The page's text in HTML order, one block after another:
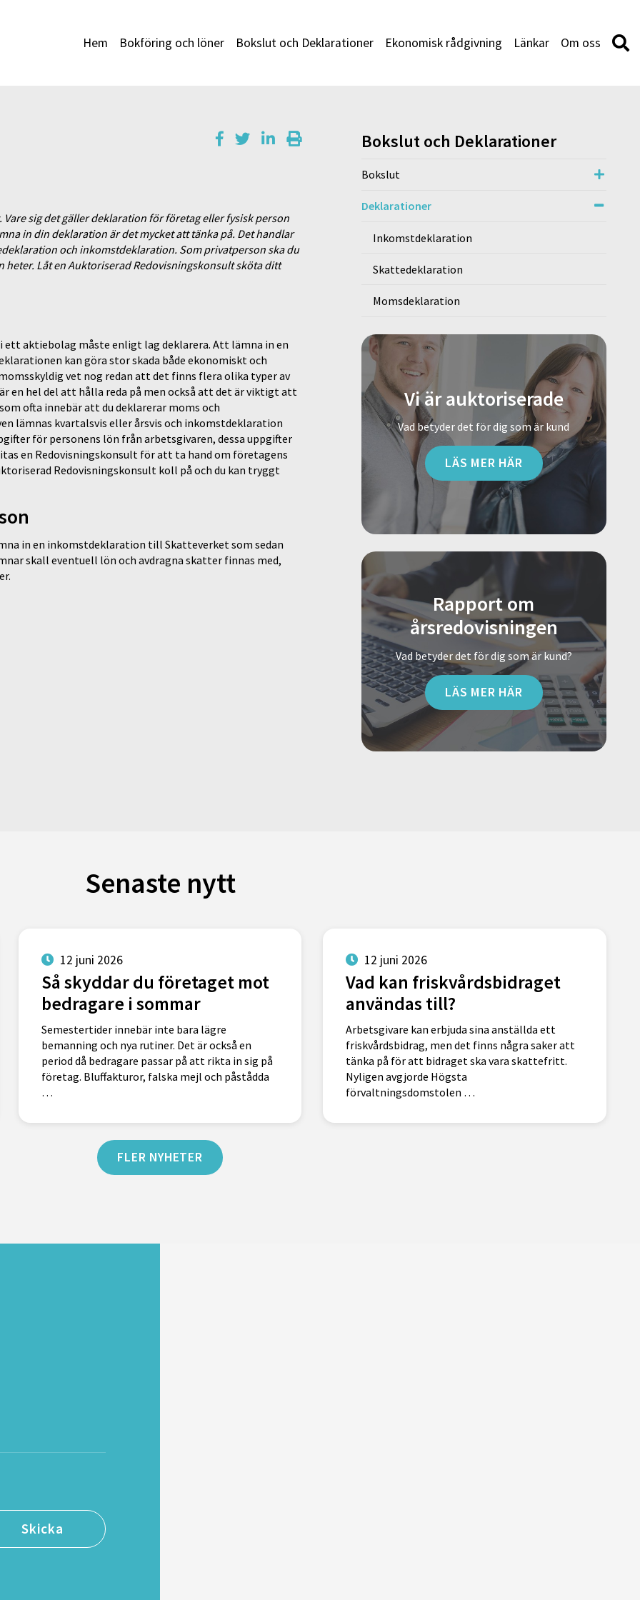
Hem Bokföring och löner Bokslut och Deklarationer Ekonomisk rådgivning Länkar Om oss
sig det gäller deklaration för företag eller fysisk person
in din deklaration är det mycket att tänka på. Det handlar
och inkomstdeklaration. Som privatperson ska du
Låt en Auktoriserad Redovisningskonsult sköta ditt
ett aktiebolag måste enligt lag deklarera. Att lämna in en
kan göra stor skada både ekonomiskt och
vet nog redan att det finns flera olika typer av
en hel del att hålla reda på men också att det är viktigt att
ofta innebär att du deklarerar moms och
lämnas kvartalsvis eller årsvis och inkomstdeklaration
för personens lön från arbetsgivaren, dessa uppgifter
en Redovisningskonsult för att ta hand om företagens
Redovisningskonsult koll på och du kan tryggt
in en inkomstdeklaration till Skatteverket som sedan
skall eventuell lön och avdragna skatter finnas med,
Bokslut och Deklarationer
Bokslut
Deklarationer
Inkomstdeklaration
Skattedeklaration
Momsdeklaration
Vi är auktoriserade
Vad betyder det för dig som är kund
LÄS MER HÄR
Rapport om
årsredovisningen
Vad betyder det för dig som är kund?
LÄS MER HÄR
Senaste nytt
12 juni 2026
Så skyddar du företaget mot
bedragare i sommar
Semestertider innebär inte bara lägre
bemanning och nya rutiner. Det är också en
period då bedragare passar på att rikta in sig på
företag. Bluffakturor, falska mejl och påstådda
…
12 juni 2026
Vad kan friskvårdsbidraget
användas till?
Arbetsgivare kan erbjuda sina anställda ett
friskvårdsbidrag, men det finns några saker att
tänka på för att bidraget ska vara skattefritt.
Nyligen avgjorde Högsta
förvaltningsdomstolen …
FLER NYHETER